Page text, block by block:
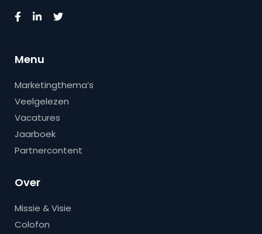
Menu
Marketingthema’s
Veelgelezen
Vacatures
Jaarboek
Partnercontent
Over
Missie & Visie
Colofon